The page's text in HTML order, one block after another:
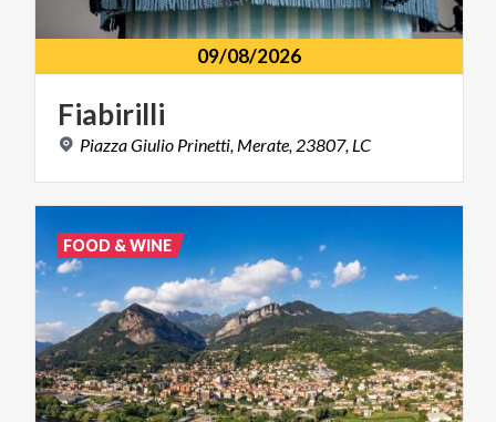
09/08/2026
Fiabirilli
PiazzaGiulio Prinetti, Merate, 23807, LC
FOOD & WINE